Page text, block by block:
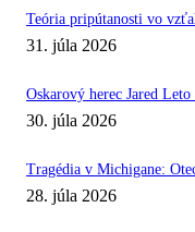
Teória pripútanosti vo
31. júla 2026
Oskarový herec Jared
30. júla 2026
Tragédia v Michigane:
28. júla 2026